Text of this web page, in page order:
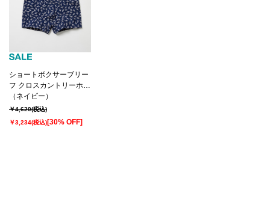
ショートボクサーブリー
フ クロスカントリーホー
スシュー 25FH ポロ ラル
フ ローレン【前閉じ】
(RM3-C102S）
（ネイビー）
￥4,620(税込)
￥3,234(税込)[30% OFF]